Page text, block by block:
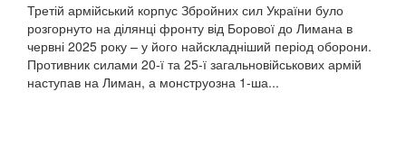
Третій армійський корпус Збройних сил України було
розгорнуто на ділянці фронту від Борової до Лимана в
червні 2025 року – у його найскладніший період оборони.
Противник силами 20-ї та 25-ї загальновійськових армій
наступав на Лиман, а монструозна 1-ша...